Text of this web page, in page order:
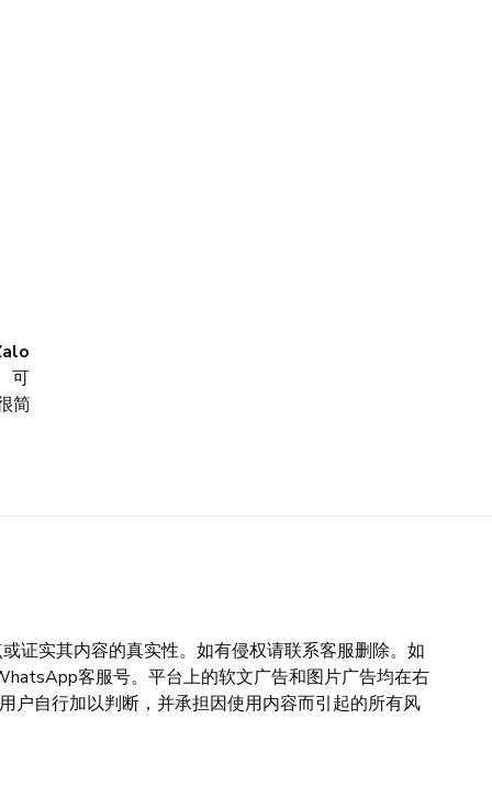
可
简
证实其内容的真实性。如有侵权请联系客服删除。如
客服号。平台上的软文广告和图片广告均在右
户自行加以判断，并承担因使用内容而引起的所有风